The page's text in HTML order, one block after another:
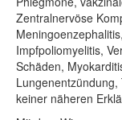
Zentralnervöse
Impfpoliomyelitis,
Schäden,
Lungenentzündung,
keiner näheren